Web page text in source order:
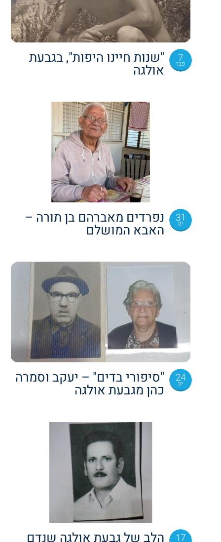
7
פבר "שנות חיינו היפות", בגבעת
אולגה
31
ינו נפרדים מאברהם בן תורה –
האבא המושלם
24
ינו "סיפורי בדים" – יעקב וסמרה
כהן מגבעת אולגה
17 הלב של גבעת אולגה שנדם